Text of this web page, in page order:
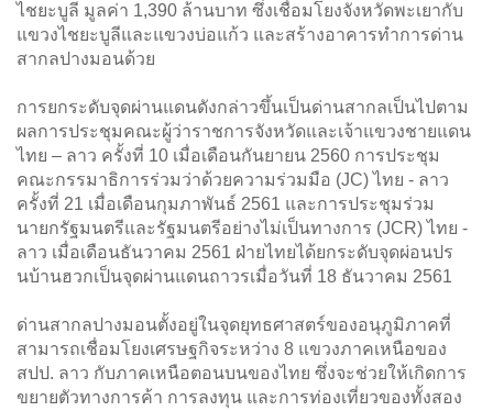
ไชยะบูลี มูลค่า 1,390 ล้านบาท ซึ่งเชื่อมโยงจังหวัดพะเยากับ
แขวงไชยะบูลีและแขวงบ่อแก้ว และสร้างอาคารทำการด่าน
สากลปางมอนด้วย
การยกระดับจุดผ่านแดนดังกล่าวขึ้นเป็นด่านสากลเป็นไปตาม
ผลการประชุมคณะผู้ว่าราชการจังหวัดและเจ้าแขวงชายแดน
ไทย – ลาว ครั้งที่ 10 เมื่อเดือนกันยายน 2560 การประชุม
คณะกรรมาธิการร่วมว่าด้วยความร่วมมือ (JC) ไทย - ลาว
ครั้งที่ 21 เมื่อเดือนกุมภาพันธ์ 2561 และการประชุมร่วม
นายกรัฐมนตรีและรัฐมนตรีอย่างไม่เป็นทางการ (JCR) ไทย -
ลาว เมื่อเดือนธันวาคม 2561 ฝ่ายไทยได้ยกระดับจุดผ่อนปร
นบ้านฮวกเป็นจุดผ่านแดนถาวรเมื่อวันที่ 18 ธันวาคม 2561
ด่านสากลปางมอนตั้งอยู่ในจุดยุทธศาสตร์ของอนุภูมิภาคที่
สามารถเชื่อมโยงเศรษฐกิจระหว่าง 8 แขวงภาคเหนือของ
สปป. ลาว กับภาคเหนือตอนบนของไทย ซึ่งจะช่วยให้เกิดการ
ขยายตัวทางการค้า การลงทุน และการท่องเที่ยวของทั้งสอง